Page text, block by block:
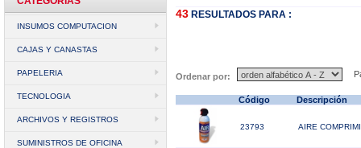
INSUMOS COMPUTACION
CAJAS Y CANASTAS
PAPELERIA
TECNOLOGIA
ARCHIVOS Y REGISTROS
SUMINISTROS DE OFICINA
43 RESULTADOS PARA :
Ordenar por:
Código Descripción
23793 AIRE